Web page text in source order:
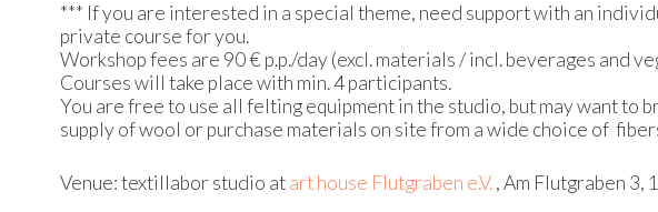
*** If you are interested in a special theme, need support with an
private course for you.
Workshop fees are 90 € p.p./day (excl. materials / incl. beverages and
Courses will take place with min. 4 participants.
You are free to use all felting equipment in the studio, but may want to
supply of wool or purchase materials on site from a wide choice of
Venue: textillabor studio atart house Flutgraben e.V., Am Flutgraben 3,